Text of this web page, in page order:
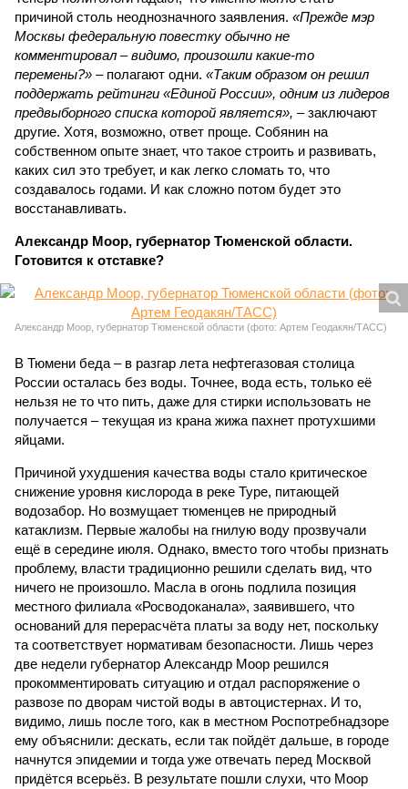
причиной столь неоднозначного заявления. «Прежде мэр
Москвы федеральную повестку обычно не
комментировал – видимо, произошли какие-то
перемены?» – полагают одни. «Таким образом он решил
поддержать рейтинги «Единой России», одним из лидеров
предвыборного списка которой является», – заключают
другие. Хотя, возможно, ответ проще. Собянин на
собственном опыте знает, что такое строить и развивать,
каких сил это требует, и как легко сломать то, что
создавалось годами. И как сложно потом будет это
восстанавливать.
Александр Моор, губернатор Тюменской области.
Готовится к отставке?
Александр Моор, губернатор Тюменской области (фото: Артем Геодакян/ТАСС)
В Тюмени беда – в разгар лета нефтегазовая столица
России осталась без воды. Точнее, вода есть, только её
нельзя не то что пить, даже для стирки использовать не
получается – текущая из крана жижа пахнет протухшими
яйцами.
Причиной ухудшения качества воды стало критическое
снижение уровня кислорода в реке Туре, питающей
водозабор. Но возмущает тюменцев не природный
катаклизм. Первые жалобы на гнилую воду прозвучали
ещё в середине июля. Однако, вместо того чтобы признать
проблему, власти традиционно решили сделать вид, что
ничего не произошло. Масла в огонь подлила позиция
местного филиала «Росводоканала», заявившего, что
оснований для перерасчёта платы за воду нет, поскольку
та соответствует нормативам безопасности. Лишь через
две недели губернатор Александр Моор решился
прокомментировать ситуацию и отдал распоряжение о
развозе по дворам чистой воды в автоцистернах. И то,
видимо, лишь после того, как в местном Роспотребнадзоре
ему объяснили: дескать, если так пойдёт дальше, в городе
начнутся эпидемии и тогда уже отвечать перед Москвой
придётся всерьёз. В результате пошли слухи, что Моор